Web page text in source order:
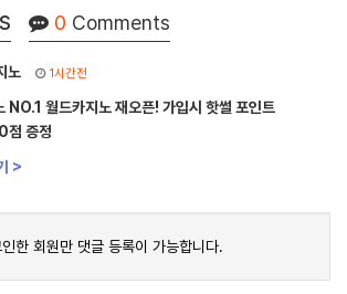
0 Comments
노 1시간전
NO.1 월드카지노 재오픈! 가입시 핫썰 포인트
증정
>
인한 회원만 댓글 등록이 가능합니다.